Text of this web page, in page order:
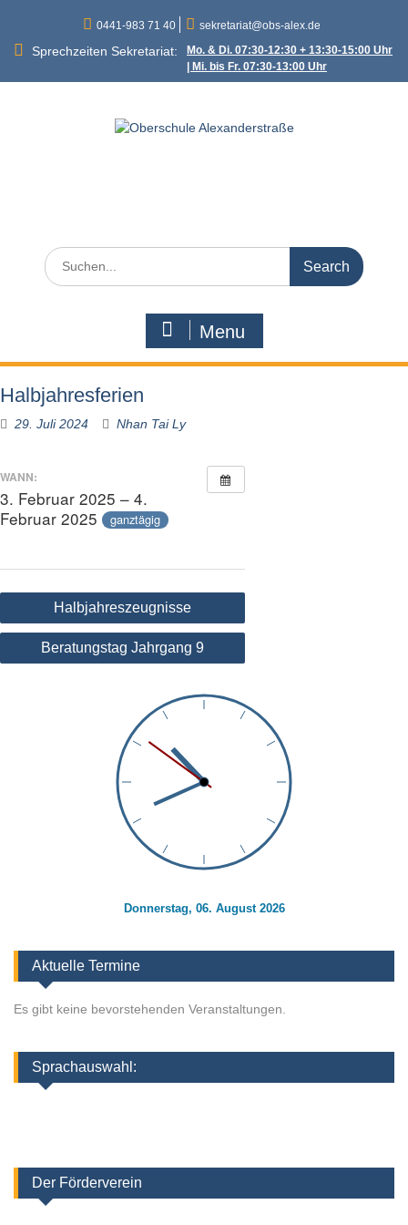
content
0441-983 71 40 sekretariat@obs-alex.de
Sprechzeiten Sekretariat:
Mo. & Di. 07:30-12:30 + 13:30-15:00 Uhr
| Mi. bis Fr. 07:30-13:00 Uhr
Search
for:
Menu
Halbjahresferien
29. Juli 2024 Nhan Tai Ly
WANN:
3. Februar 2025 – 4.
Februar 2025
ganztägig
Beitragsnavigation
Halbjahreszeugnisse
Beratungstag Jahrgang 9
Donnerstag, 06. August 2026
Aktuelle Termine
Es gibt keine bevorstehenden Veranstaltungen.
Sprachauswahl:
Der Förderverein